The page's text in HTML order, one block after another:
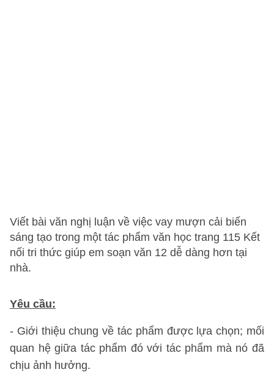
Viết bài văn nghị luận về việc vay mượn cải biến
sáng tạo trong một tác phẩm văn học trang 115 Kết
nối tri thức giúp em soạn văn 12 dễ dàng hơn tại
nhà.
Yêu cầu:
- Giới thiệu chung về tác phẩm được lựa chọn; mối
quan hệ giữa tác phẩm đó với tác phẩm mà nó đã
chịu ảnh hưởng.